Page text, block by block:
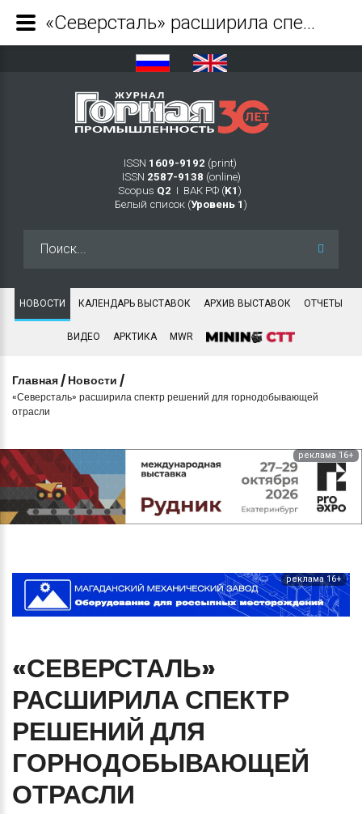
ISSN 1609-9192 (print)
ISSN 2587-9138 (online)
Scopus Q2 Ι ВАК РФ (K1 )
Белый список (Уровень 1 )
НОВОСТИ КАЛЕНДАРЬ ВЫСТАВОК АРХИВ ВЫСТАВОК ОТЧЕТЫ
ВИДЕО АРКТИКА MWR
Главная / Новости /
«Северсталь» расширила спектр решений для горнодобывающей
отрасли
реклама 16+
реклама 16+
«СЕВЕРСТАЛЬ»
РАСШИРИЛА СПЕКТР
РЕШЕНИЙ ДЛЯ
ГОРНОДОБЫВАЮЩЕЙ
ОТРАСЛИ
«Северсталь» расширила спектр решений для горнодобывающей отрасли - Журнал Горная промышленность